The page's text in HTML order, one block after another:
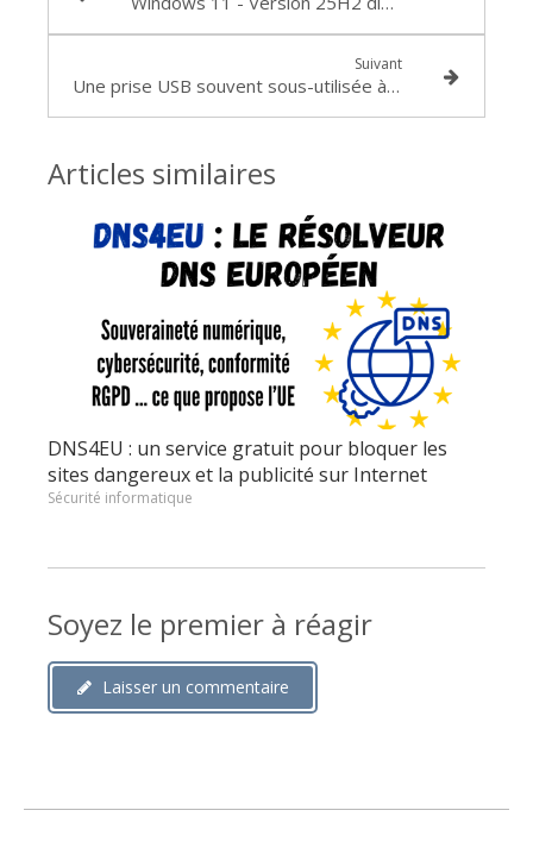
Suivant
Une prise USB souvent sous-utilisée à l’arrière des box Internet...
Articles similaires
DNS4EU : un service gratuit pour bloquer les
sites dangereux et la publicité sur Internet
Sécurité informatique
Soyez le premier à réagir
Laisser un commentaire